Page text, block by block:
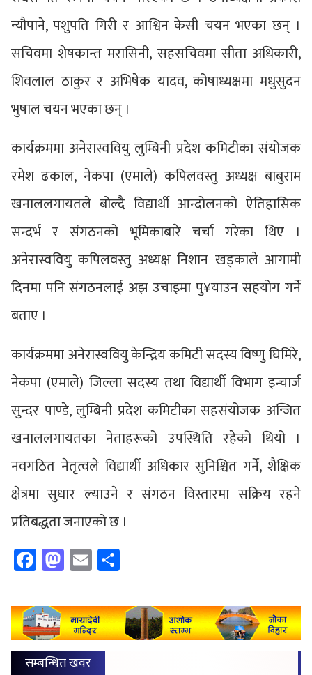
न्यौपाने, पशुपति गिरी र आश्विन केसी चयन भएका छन् ।
सचिवमा शेषकान्त मरासिनी, सहसचिवमा सीता अधिकारी,
शिवलाल ठाकुर र अभिषेक यादव, कोषाध्यक्षमा मधुसुदन
भुषाल चयन भएका छन् ।
कार्यक्रममा अनेरास्ववियु लुम्बिनी प्रदेश कमिटीका संयोजक
रमेश ढकाल, नेकपा (एमाले) कपिलवस्तु अध्यक्ष बाबुराम
खनाललगायतले बोल्दै विद्यार्थी आन्दोलनको ऐतिहासिक
सन्दर्भ र संगठनको भूमिकाबारे चर्चा गरेका थिए ।
अनेरास्ववियु कपिलवस्तु अध्यक्ष निशान खड्काले आगामी
दिनमा पनि संगठनलाई अझ उचाइमा पु¥याउन सहयोग गर्ने
बताए ।
कार्यक्रममा अनेरास्ववियु केन्द्रिय कमिटी सदस्य विष्णु घिमिरे,
नेकपा (एमाले) जिल्ला सदस्य तथा विद्यार्थी विभाग इन्चार्ज
सुन्दर पाण्डे, लुम्बिनी प्रदेश कमिटीका सहसंयोजक अन्जित
खनाललगायतका नेताहरूको उपस्थिति रहेको थियो ।
नवगठित नेतृत्वले विद्यार्थी अधिकार सुनिश्चित गर्ने, शैक्षिक
क्षेत्रमा सुधार ल्याउने र संगठन विस्तारमा सक्रिय रहने
प्रतिबद्धता जनाएको छ ।
Facebook
Mastodon
Email
सम्बन्धित खवर